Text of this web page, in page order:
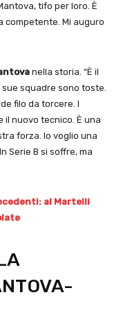
tifo per loro. È
competente. Mi auguro
nella storia. “È il
sue squadre sono toste.
filo da torcere. I
nuovo tecnico. È una
forza. Io voglio una
Serie B si soffre, ma
al Martelli